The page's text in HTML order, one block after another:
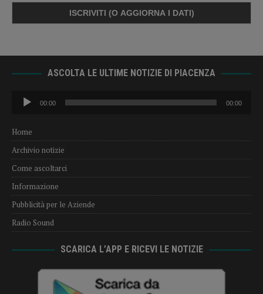
ASCOLTA LE ULTIME NOTIZIE DI PIACENZA
Audio
Player
00:00 00:00
Home
Archivio notizie
Come ascoltarci
Informazione
Pubblicità per le Aziende
Radio Sound
SCARICA L’APP E RICEVI LE NOTIZIE